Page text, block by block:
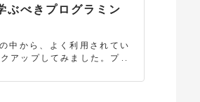
ぶべきプログラミン
中から、よく利用されてい
アップしてみました。プロ
また今回は各言語の説明だ